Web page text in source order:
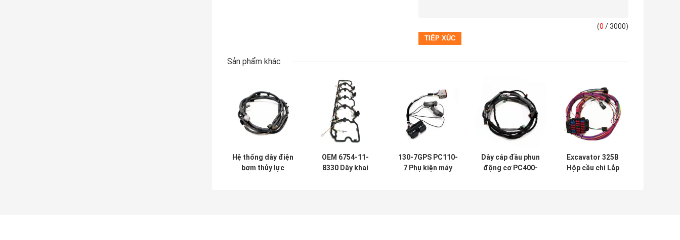
(0 / 3000)
Sản phẩm khác
Hệ thống dây điện
bơm thủy lực
OEM 6754-11-
8330 Dây khai
130-7GPS PC110-
7 Phụ kiện máy
Dây cáp đầu phun
động cơ PC400-
Excavator 325B
Hộp cầu chì Lắp